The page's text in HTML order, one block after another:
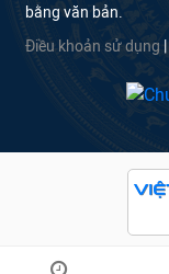
bằng văn bản.
Điều khoản sử dụng